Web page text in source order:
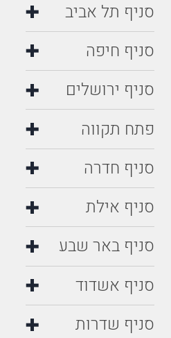
סניף תל אביב
סניף חיפה
סניף ירושלים
פתח תקווה
סניף חדרה
סניף אילת
סניף באר שבע
סניף אשדוד
סניף שדרות